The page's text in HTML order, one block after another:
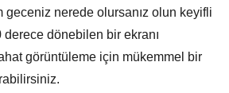
geceniz nerede olursanız olun keyifli
derece dönebilen bir ekranı
görüntüleme için mükemmel bir